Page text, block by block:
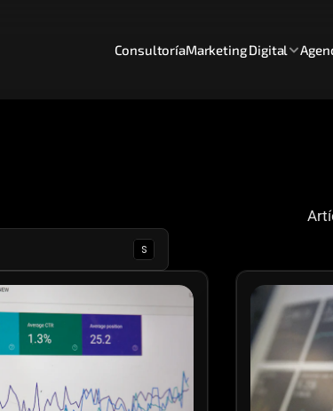
ConsultoríaMarketing Digital
s